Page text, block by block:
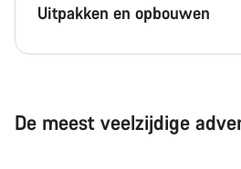
Uitpakken en opbouwen
De meest veelzijdige
Neuron:ON uitgelegd